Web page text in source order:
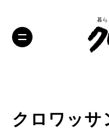
暮ら
クロワッサ